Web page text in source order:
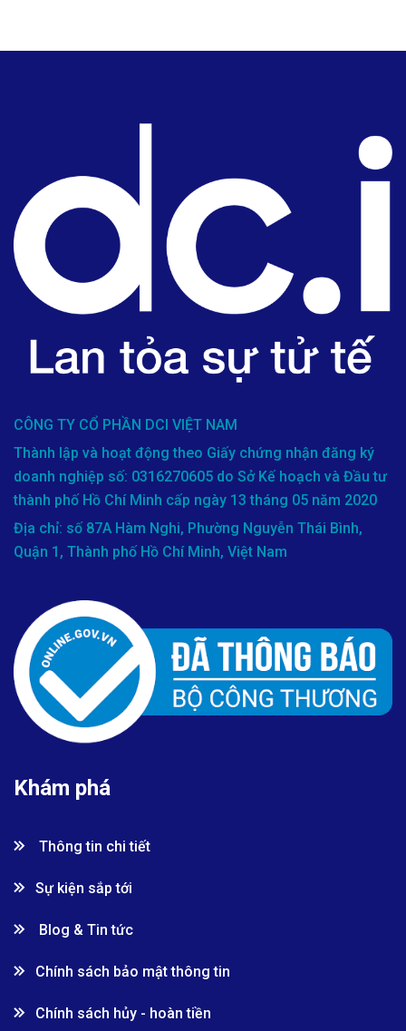
CÔNG TY CỔ PHẦN DCI VIỆT NAM
Thành lập và hoạt động theo Giấy chứng nhận đăng ký
doanh nghiệp số: 0316270605 do Sở Kế hoạch và Đầu tư
thành phố Hồ Chí Minh cấp ngày 13 tháng 05 năm 2020
Địa chỉ: số 87A Hàm Nghi, Phường Nguyễn Thái Bình,
Quận 1, Thành phố Hồ Chí Minh, Việt Nam
Khám phá
Thông tin chi tiết
Sự kiện sắp tới
Blog & Tin tức
Chính sách bảo mật thông tin
Chính sách hủy - hoàn tiền